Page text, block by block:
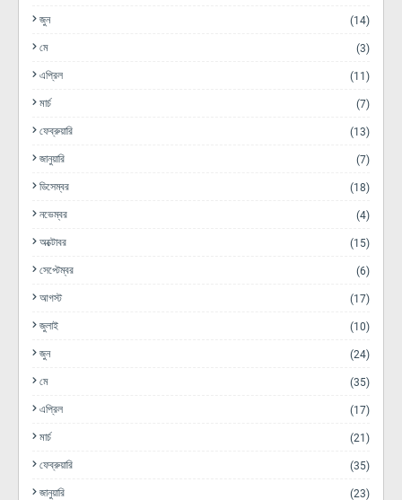
জুন (14)
মে (3)
এপ্রিল (11)
মার্চ (7)
ফেব্রুয়ারি (13)
জানুয়ারি (7)
ডিসেম্বর (18)
নভেম্বর (4)
অক্টোবর (15)
সেপ্টেম্বর (6)
আগস্ট (17)
জুলাই (10)
জুন (24)
মে (35)
এপ্রিল (17)
মার্চ (21)
ফেব্রুয়ারি (35)
জানুয়ারি (23)